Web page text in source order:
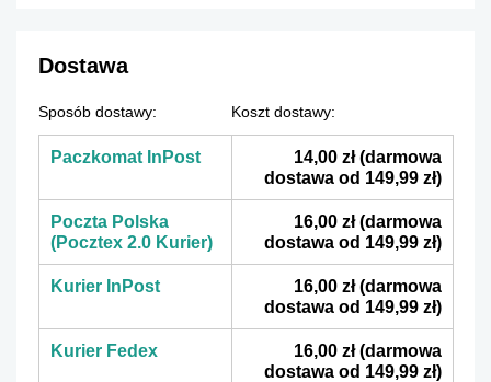
Dostawa
Sposób dostawy: Koszt dostawy:
Paczkomat InPost 14,00 zł(darmowa
dostawa od 149,99 zł)
Poczta Polska
(Pocztex 2.0 Kurier)
16,00 zł(darmowa
dostawa od 149,99 zł)
Kurier InPost 16,00 zł(darmowa
dostawa od 149,99 zł)
Kurier Fedex 16,00 zł(darmowa
dostawa od 149,99 zł)